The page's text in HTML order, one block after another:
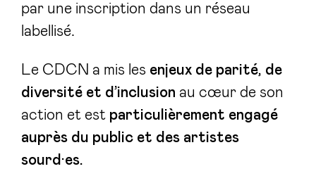
par une inscription dans un réseau
labellisé.
Le CDCN a mis les enjeux de parité, de
diversité et d’inclusion au cœur de son
action et est particulièrement engagé
auprès du public et des artistes
sourd·es.